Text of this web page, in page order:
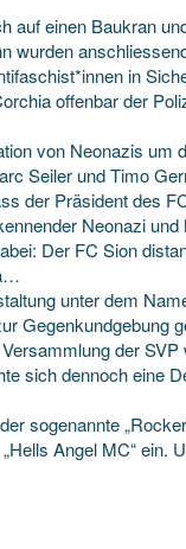
auf einen Baukran
wurden
in
offenbar der
von Neonazis um
Seiler und Timo
der Präsident des
Neonazi
Der FC Sion
unter dem
Gegenkundgebung
der
sich dennoch eine
sogenannte
Angel MC“ ein.